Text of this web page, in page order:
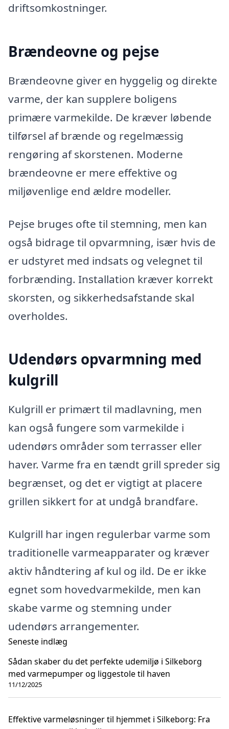
driftsomkostninger.
Brændeovne og pejse
Brændeovne giver en hyggelig og direkte
varme, der kan supplere boligens
primære varmekilde. De kræver løbende
tilførsel af brænde og regelmæssig
rengøring af skorstenen. Moderne
brændeovne er mere effektive og
miljøvenlige end ældre modeller.
Pejse bruges ofte til stemning, men kan
også bidrage til opvarmning, især hvis de
er udstyret med indsats og velegnet til
forbrænding. Installation kræver korrekt
skorsten, og sikkerhedsafstande skal
overholdes.
Udendørs opvarmning med
kulgrill
Kulgrill er primært til madlavning, men
kan også fungere som varmekilde i
udendørs områder som terrasser eller
haver. Varme fra en tændt grill spreder sig
begrænset, og det er vigtigt at placere
grillen sikkert for at undgå brandfare.
Kulgrill har ingen regulerbar varme som
traditionelle varmeapparater og kræver
aktiv håndtering af kul og ild. De er ikke
egnet som hovedvarmekilde, men kan
skabe varme og stemning under
udendørs arrangementer.
Seneste indlæg
Sådan skaber du det perfekte udemiljø i Silkeborg
med varmepumper og liggestole til haven
11/12/2025
Effektive varmeløsninger til hjemmet i Silkeborg: Fra